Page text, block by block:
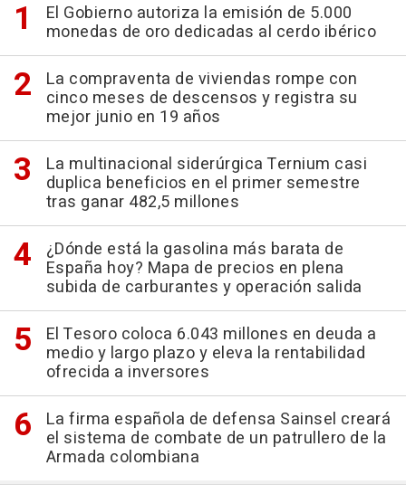
El Gobierno autoriza la emisión de 5.000
monedas de oro dedicadas al cerdo ibérico
La compraventa de viviendas rompe con
cinco meses de descensos y registra su
mejor junio en 19 años
La multinacional siderúrgica Ternium casi
duplica beneficios en el primer semestre
tras ganar 482,5 millones
¿Dónde está la gasolina más barata de
España hoy? Mapa de precios en plena
subida de carburantes y operación salida
El Tesoro coloca 6.043 millones en deuda a
medio y largo plazo y eleva la rentabilidad
ofrecida a inversores
La firma española de defensa Sainsel creará
el sistema de combate de un patrullero de la
Armada colombiana